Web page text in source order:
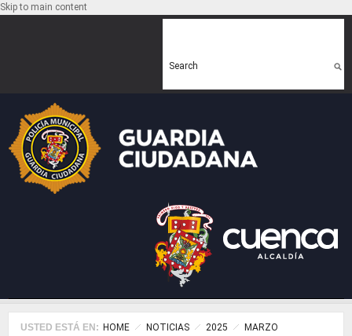
Skip to main content
Search
USTED ESTÁ EN: HOME NOTICIAS 2025 MARZO